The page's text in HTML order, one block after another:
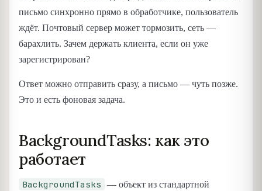
письмо синхронно прямо в обработчике, пользователь
ждёт. Почтовый сервер может тормозить, сеть —
барахлить. Зачем держать клиента, если он уже
зарегистрирован?
Ответ можно отправить сразу, а письмо — чуть позже.
Это и есть фоновая задача.
BackgroundTasks: как это
работает
BackgroundTasks
— объект из стандартной